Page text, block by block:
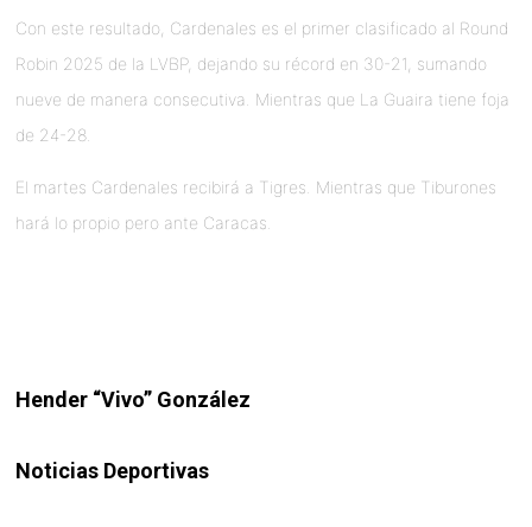
Con este resultado, Cardenales es el primer clasificado al Round
Robin 2025 de la LVBP, dejando su récord en 30-21, sumando
nueve de manera consecutiva. Mientras que La Guaira tiene foja
de 24-28.
El martes Cardenales recibirá a Tigres. Mientras que Tiburones
hará lo propio pero ante Caracas.
Hender “Vivo” González
Noticias Deportivas